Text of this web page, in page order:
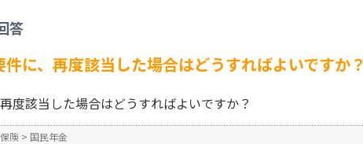
答
に、再度該当した場合はどうすればよいですか？
度該当した場合はどうすればよいですか？
険 > 国民年金